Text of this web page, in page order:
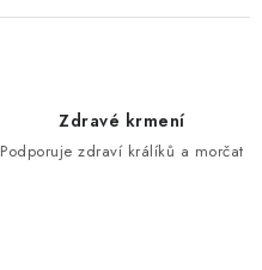
Zdravé krmení
Podporuje zdraví králíků a morčat